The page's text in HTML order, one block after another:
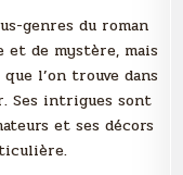
genres du roman
et de mystère, mais
l’on trouve dans
Ses intrigues sont
et ses décors